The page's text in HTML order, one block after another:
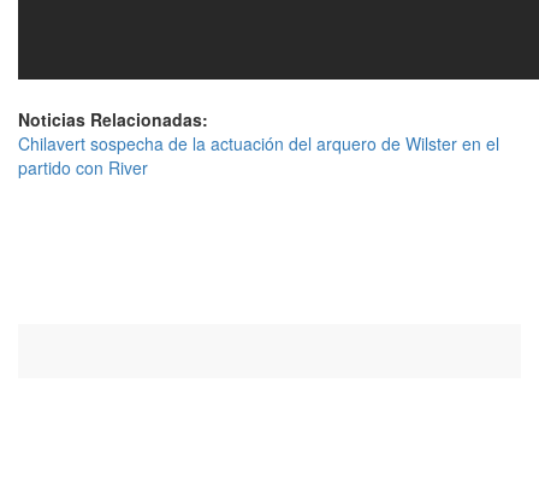
Noticias Relacionadas:
Chilavert sospecha de la actuación del arquero de Wilster en el
partido con River